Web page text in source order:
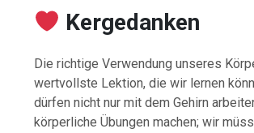
Kergedanken
Die richtige Verwendung unseres
wertvollste Lektion, die wir lernen
dürfen nicht nur mit dem Gehirn
körperliche Übungen machen; wir